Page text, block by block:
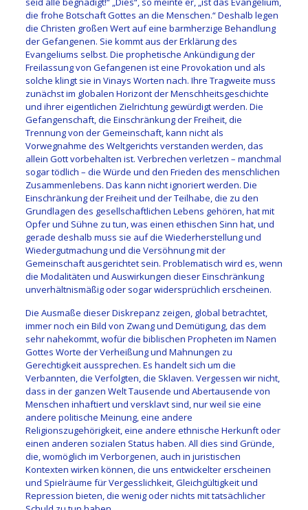
die frohe Botschaft Gottes an die Menschen.“ Deshalb legen
die Christen großen Wert auf eine barmherzige Behandlung
der Gefangenen. Sie kommt aus der Erklärung des
Evangeliums selbst. Die prophetische Ankündigung der
Freilassung von Gefangenen ist eine Provokation und als
solche klingt sie in Vinays Worten nach. Ihre Tragweite muss
zunächst im globalen Horizont der Menschheitsgeschichte
und ihrer eigentlichen Zielrichtung gewürdigt werden. Die
Gefangenschaft, die Einschränkung der Freiheit, die
Trennung von der Gemeinschaft, kann nicht als
Vorwegnahme des Weltgerichts verstanden werden, das
allein Gott vorbehalten ist. Verbrechen verletzen – manchmal
sogar tödlich – die Würde und den Frieden des menschlichen
Zusammenlebens. Das kann nicht ignoriert werden. Die
Einschränkung der Freiheit und der Teilhabe, die zu den
Grundlagen des gesellschaftlichen Lebens gehören, hat mit
Opfer und Sühne zu tun, was einen ethischen Sinn hat, und
gerade deshalb muss sie auf die Wiederherstellung und
Wiedergutmachung und die Versöhnung mit der
Gemeinschaft ausgerichtet sein. Problematisch wird es, wenn
die Modalitäten und Auswirkungen dieser Einschränkung
unverhältnismäßig oder sogar widersprüchlich erscheinen.
Die Ausmaße dieser Diskrepanz zeigen, global betrachtet,
immer noch ein Bild von Zwang und Demütigung, das dem
sehr nahekommt, wofür die biblischen Propheten im Namen
Gottes Worte der Verheißung und Mahnungen zu
Gerechtigkeit aussprechen. Es handelt sich um die
Verbannten, die Verfolgten, die Sklaven. Vergessen wir nicht,
dass in der ganzen Welt Tausende und Abertausende von
Menschen inhaftiert und versklavt sind, nur weil sie eine
andere politische Meinung, eine andere
Religionszugehörigkeit, eine andere ethnische Herkunft oder
einen anderen sozialen Status haben. All dies sind Gründe,
die, womöglich im Verborgenen, auch in juristischen
Kontexten wirken können, die uns entwickelter erscheinen
und Spielräume für Vergesslichkeit, Gleichgültigkeit und
Repression bieten, die wenig oder nichts mit tatsächlicher